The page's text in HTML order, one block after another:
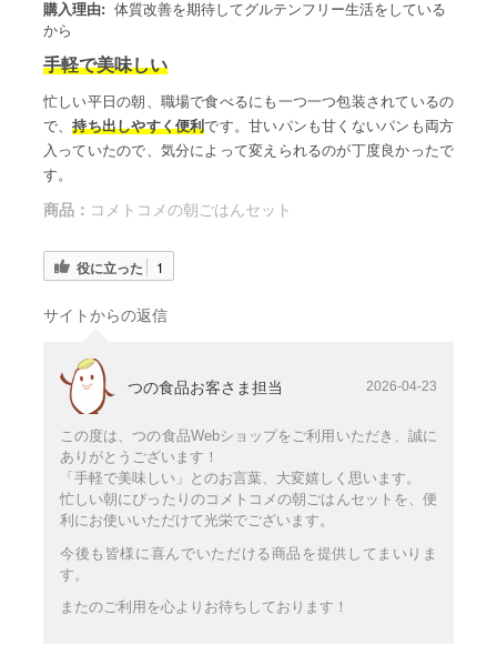
購入理由: 体質改善を期待してグルテンフリー生活をしている
から
手軽で美味しい
忙しい平日の朝、職場で食べるにも一つ一つ包装されているの
で、持ち出しやすく便利です。甘いパンも甘くないパンも両方
入っていたので、気分によって変えられるのが丁度良かったで
す。
商品： コメトコメの朝ごはんセット
役に立った 1
サイトからの返信
つの食品お客さま担当 2026-04-23
この度は、つの食品Webショップをご利用いただき、誠に
ありがとうございます！
「手軽で美味しい」とのお言葉、大変嬉しく思います。
忙しい朝にぴったりのコメトコメの朝ごはんセットを、便
利にお使いいただけて光栄でございます。
今後も皆様に喜んでいただける商品を提供してまいりま
す。
またのご利用を心よりお待ちしております！